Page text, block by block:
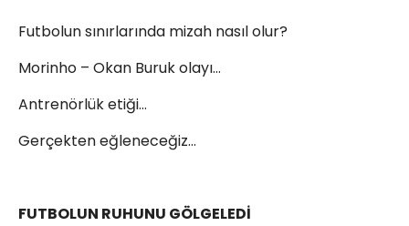
Futbolun sınırlarında mizah nasıl olur?
Morinho – Okan Buruk olayı…
Antrenörlük etiği…
Gerçekten eğleneceğiz…
FUTBOLUN RUHUNU GÖLGELEDİ